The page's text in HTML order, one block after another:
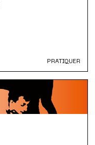
PRATIQUER